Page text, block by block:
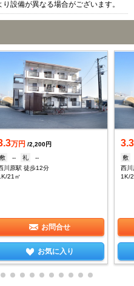
設備が異なる場合がございます。
万円 /2,200円
敷
-- 礼
--
川原駅 徒歩12分
21㎡
お問合せ
お気に入り
3.3
敷
西
1K/